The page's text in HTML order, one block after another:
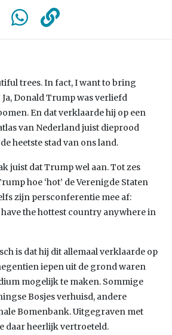
trees. In fact, I want to bring
Ja, Donald Trump was verliefd
En dat verklaarde hij op een
van Nederland juist dieprood
heetste stad van ons land.
juist dat Trump wel aan. Tot zes
hoe ‘hot’ de Verenigde Staten
zijn persconferentie mee af:
have the hottest country anywhere in
is dat hij dit allemaal verklaarde op
iepen uit de grond waren
mogelijk te maken. Sommige
Bosjes verhuisd, andere
Bomenbank. Uitgegraven met
daar heerlijk vertroeteld.